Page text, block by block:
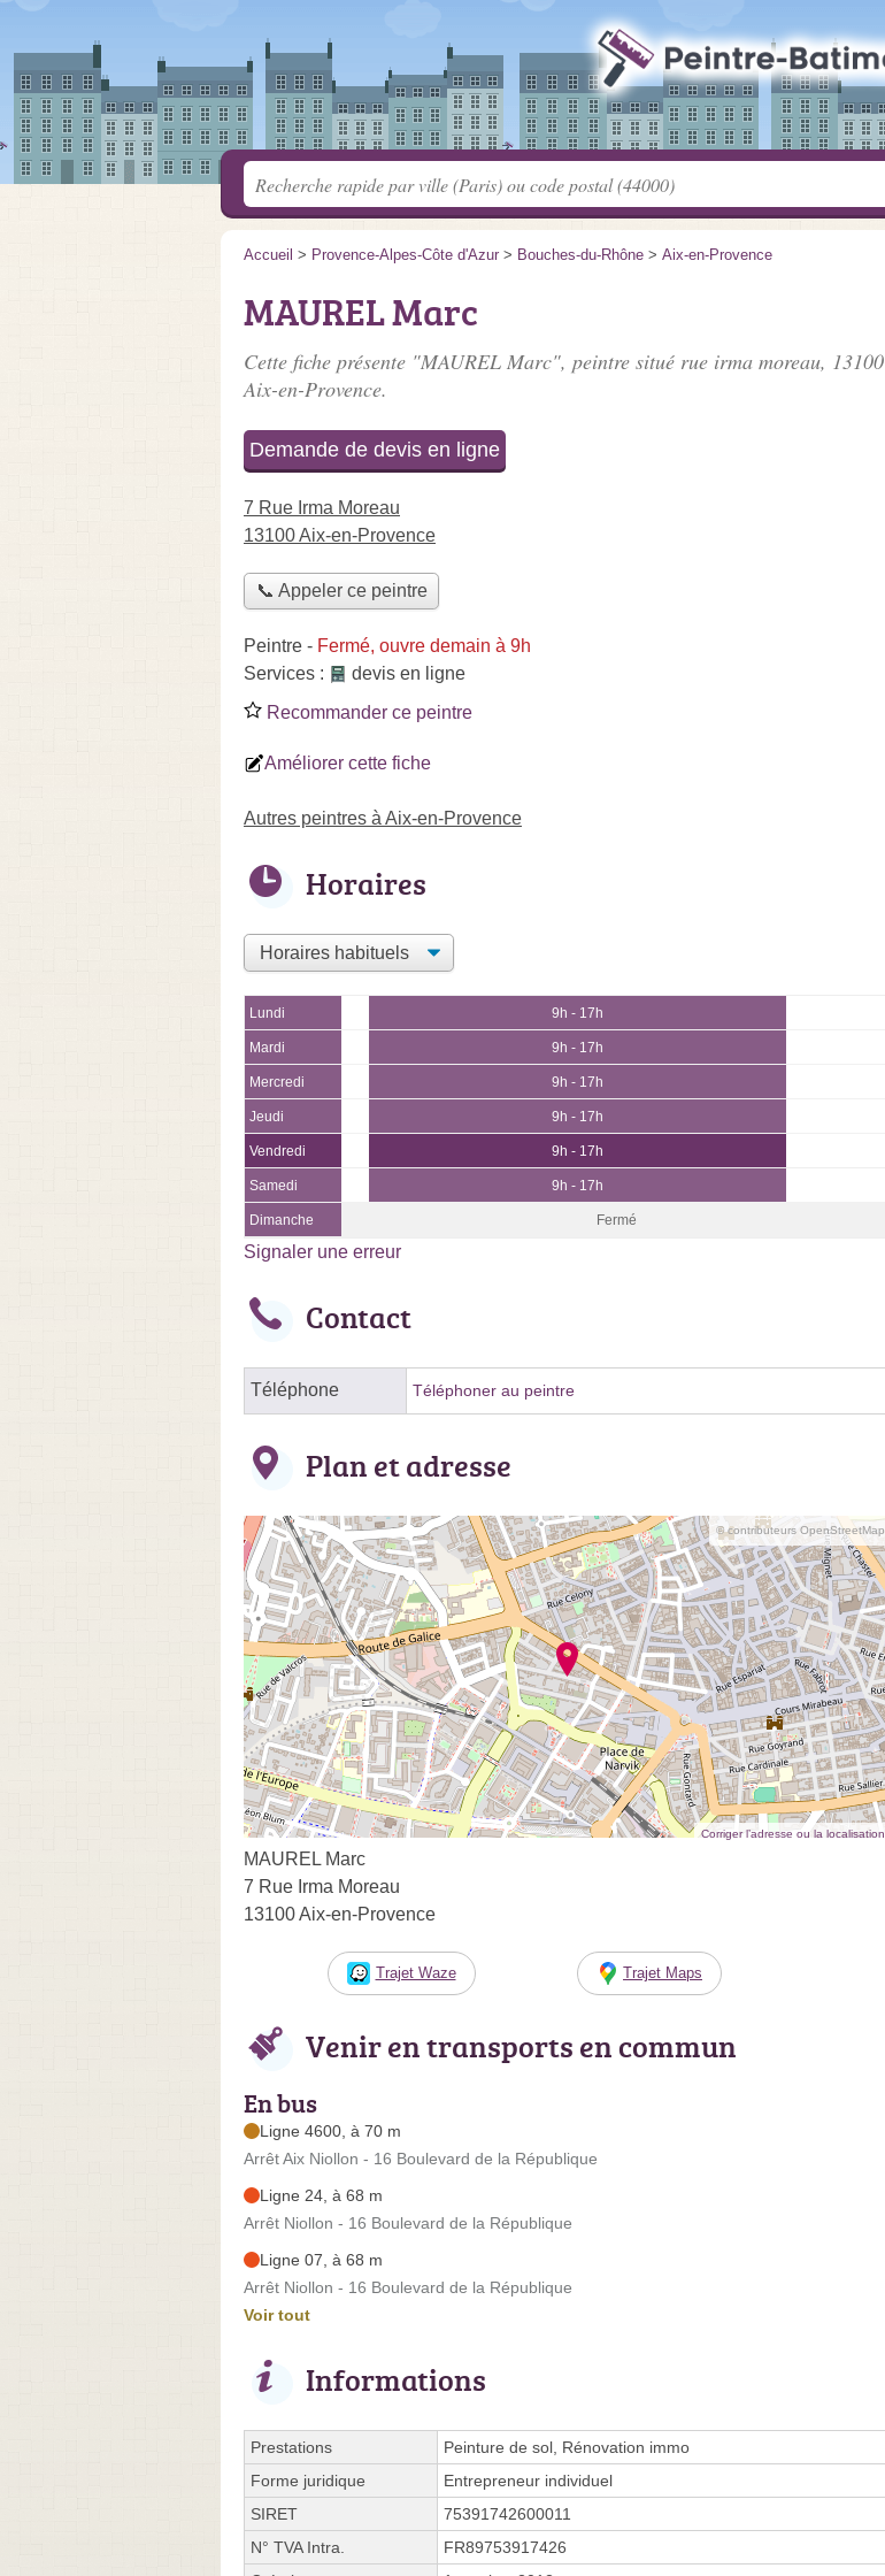
Accueil > Provence-Alpes-Côte d'Azur > Bouches-du-Rhône > Aix-en-Provence
MAUREL Marc
Cette fiche présente "MAUREL Marc", peintre situé rue irma moreau, 13100
Aix-en-Provence.
Demande de devis en ligne
7 Rue Irma Moreau
13100 Aix-en-Provence
📞 Appeler ce peintre
Peintre - Fermé, ouvre demain à 9h
Services :
devis en ligne
Recommander ce peintre
Améliorer cette fiche
Autres peintres à Aix-en-Provence
Horaires
Lundi 9h - 17h
Mardi 9h - 17h
Mercredi 9h - 17h
Jeudi 9h - 17h
Vendredi 9h - 17h
Samedi 9h - 17h
Dimanche Fermé
Signaler une erreur
Contact
Téléphone Téléphoner au peintre
Plan et adresse
© contributeurs OpenStreetMap
Corriger l’adresse ou la localisation
MAUREL Marc
7 Rue Irma Moreau
13100 Aix-en-Provence
Trajet Waze Trajet Maps
Venir en transports en commun
En bus
Ligne 4600, à 70 m
Arrêt Aix Niollon - 16 Boulevard de la République
Ligne 24, à 68 m
Arrêt Niollon - 16 Boulevard de la République
Ligne 07, à 68 m
Arrêt Niollon - 16 Boulevard de la République
Voir tout
Informations
Prestations
Peinture de sol, Rénovation immo
Forme juridique
Entrepreneur individuel
SIRET
75391742600011
N° TVA Intra.
FR89753917426